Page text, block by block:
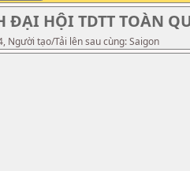
ĐẠI HỘI TDTT TOÀN
Người tạo/Tải lên sau cùng: Saigon